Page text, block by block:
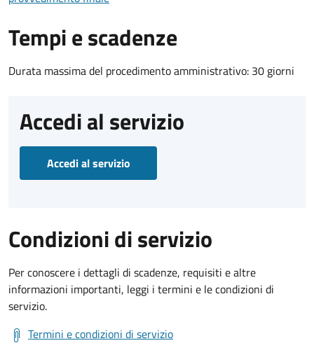
Tempi e scadenze
Durata massima del procedimento amministrativo: 30 giorni
Accedi al servizio
Accedi al servizio
Condizioni di servizio
Per conoscere i dettagli di scadenze, requisiti e altre
informazioni importanti, leggi i termini e le condizioni di
servizio.
Termini e condizioni di servizio